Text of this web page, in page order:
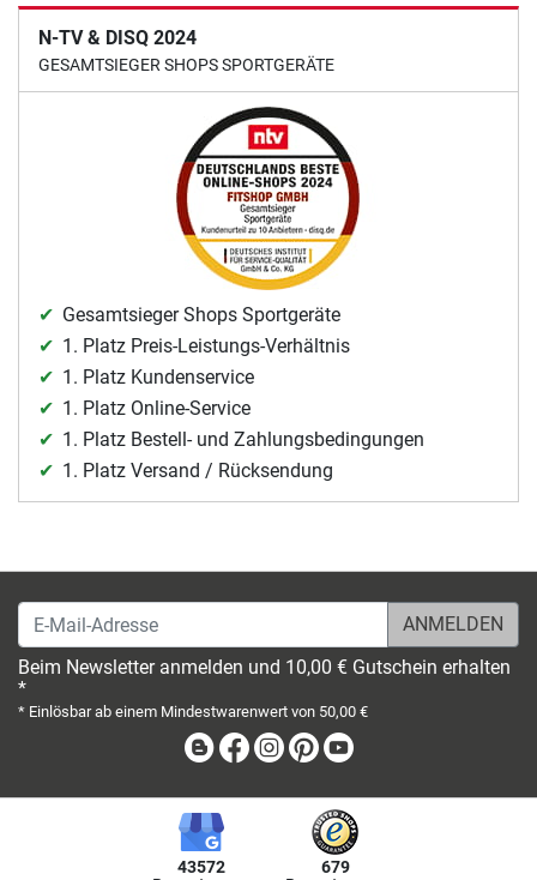
N-TV & DISQ 2024
GESAMTSIEGER SHOPS SPORTGERÄTE
Gesamtsieger Shops Sportgeräte
1. Platz Preis-Leistungs-Verhältnis
1. Platz Kundenservice
1. Platz Online-Service
1. Platz Bestell- und Zahlungsbedingungen
1. Platz Versand / Rücksendung
E-Mail-Adresse
Beim Newsletter anmelden und 10,00 € Gutschein erhalten
*
* Einlösbar ab einem Mindestwarenwert von 50,00 €
BlogFacebook
Instagram
Pinterest
43572
679